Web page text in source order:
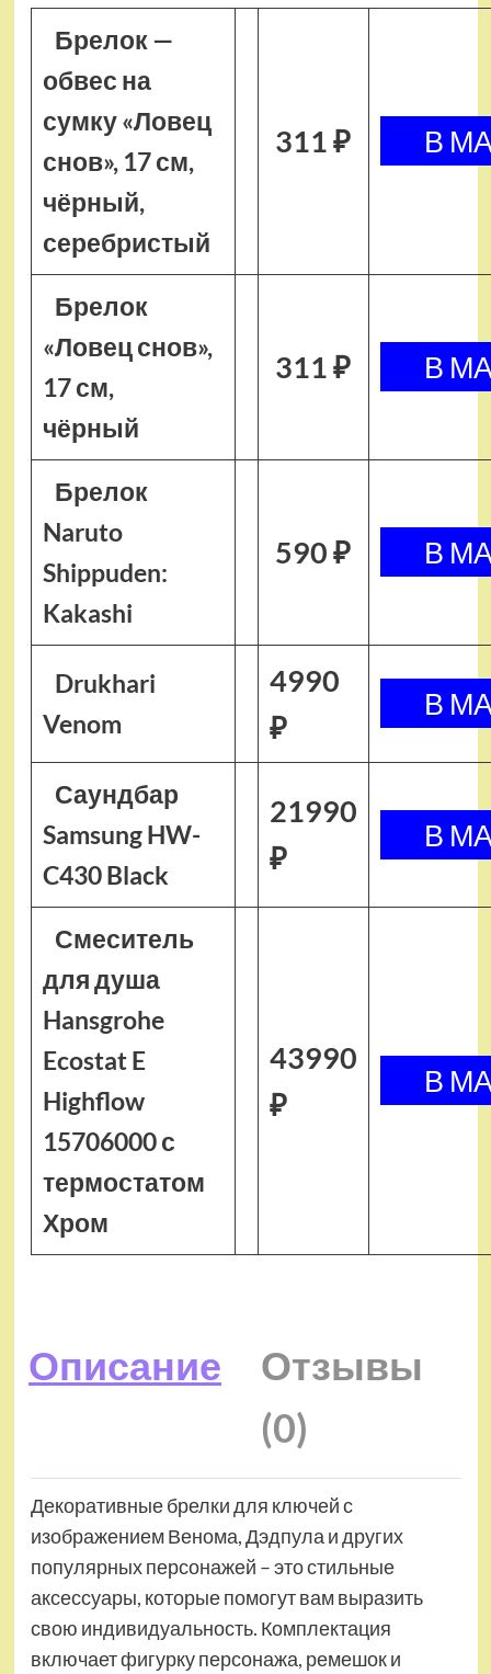
Брелок —
обвес на
сумку «Ловец
снов», 17 см,
чёрный,
серебристый
311 ₽
Брелок
«Ловец снов»,
17 см,
чёрный
311 ₽
Брелок
Naruto
Shippuden:
Kakashi
590 ₽
Drukhari
Venom
4990
₽
Саундбар
Samsung HW-
C430 Black
21990
₽
Смеситель
для душа
Hansgrohe
Ecostat E
Highflow
15706000 с
термостатом
Хром
43990
₽
Описание
Отзывы
(0)
Декоративные брелки для ключей с
изображением Венома, Дэдпула и других
популярных персонажей – это стильные
аксессуары, которые помогут вам выразить
свою индивидуальность. Комплектация
включает фигурку персонажа, ремешок и